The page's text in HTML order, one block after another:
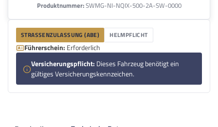
Produktnummer:SWMG-NI-NQIX-500-2A-SW-0000
STRASSENZULASSUNG (ABE) HELMPFLICHT
Führerschein: Erforderlich
Versicherungspflicht: Dieses Fahrzeug benötigt ein
gültiges Versicherungskennzeichen.